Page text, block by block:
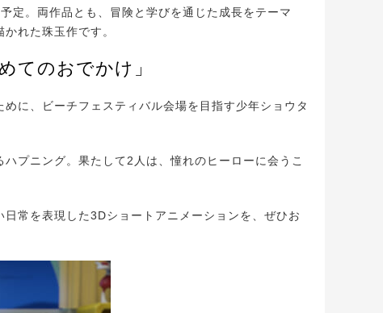
定。両作品とも、冒険と学びを通じた成長をテーマ
れた珠玉作です。
てのおでかけ」
に、ビーチフェスティバル会場を目指す少年ショウタ
プニング。果たして2人は、憧れのヒーローに会うこ
常を表現した3Dショートアニメーションを、ぜひお